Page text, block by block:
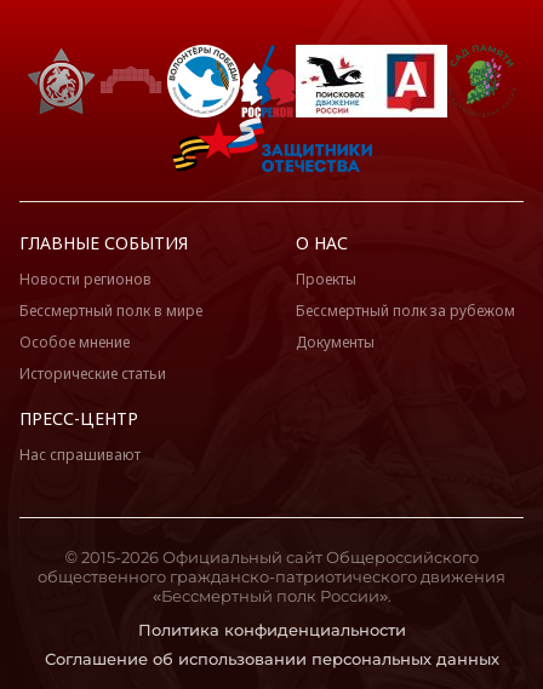
ГЛАВНЫЕ СОБЫТИЯ
Новости регионов
Бессмертный полк в мире
Особое мнение
Исторические статьи
О НАС
Проекты
Бессмертный полк за рубежом
Документы
ПРЕСС-ЦЕНТР
Нас спрашивают
Политика конфиденциальности
Соглашение об использовании персональных данных
© 2015-2026 Официальный сайт Общероссийского
общественного гражданско-патриотического движения
«Бессмертный полк России».